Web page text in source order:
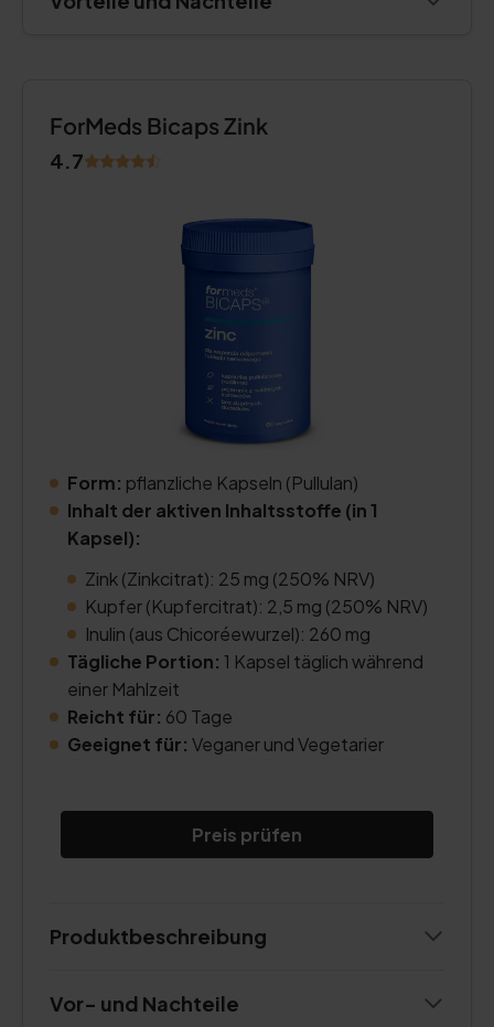
ForMeds Bicaps Zink
4.7
Form: pflanzliche Kapseln (Pullulan)
Inhalt der aktiven Inhaltsstoffe (in 1
Kapsel):
Zink (Zinkcitrat): 25 mg (250% NRV)
Kupfer (Kupfercitrat): 2,5 mg (250% NRV)
Inulin (aus Chicoréewurzel): 260 mg
Tägliche Portion: 1 Kapsel täglich während
einer Mahlzeit
Reicht für: 60 Tage
Geeignet für: Veganer und Vegetarier
Preis prüfen
Produktbeschreibung
Vor- und Nachteile